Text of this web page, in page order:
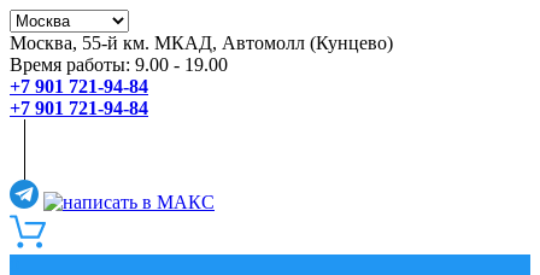
Москва, 55-й км. МКАД, Автомолл (Кунцево)
Время работы: 9.00 - 19.00
+7 901 721-94-84
+7 901 721-94-84